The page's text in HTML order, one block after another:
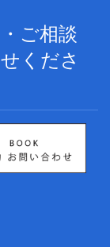
ご相談
くださ